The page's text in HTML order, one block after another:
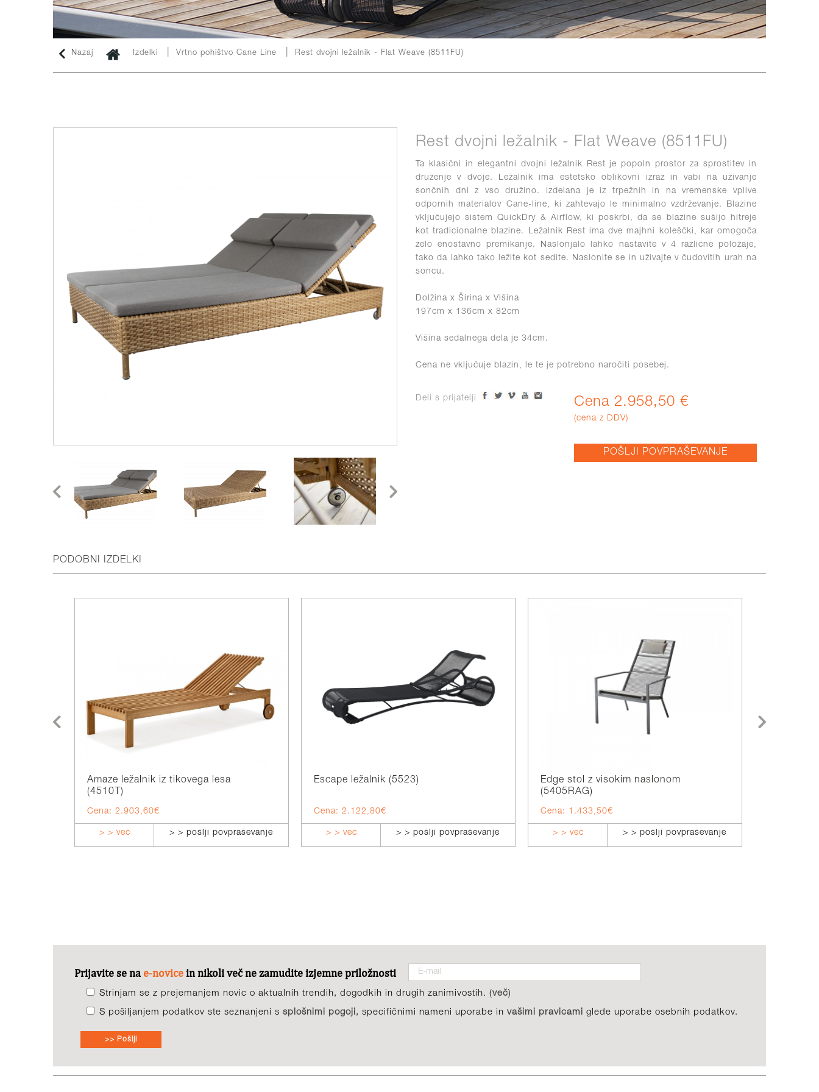
Nazaj Izdelki Vrtno pohištvo Cane Line Rest dvojni ležalnik - Flat Weave (8511FU)
Rest dvojni ležalnik - Flat Weave (8511FU)
Ta klasični in elegantni dvojni ležalnik Rest je popoln prostor za sprostitev in
druženje v dvoje. Ležalnik ima estetsko oblikovni izraz in vabi na uživanje
sončnih dni z vso družino. Izdelana je iz trpežnih in na vremenske vplive
odpornih materialov Cane-line, ki zahtevajo le minimalno vzdrževanje. Blazine
vključujejo sistem QuickDry & Airflow, ki poskrbi, da se blazine sušijo hitreje
kot tradicionalne blazine. Ležalnik Rest ima dve majhni koleščki, kar omogoča
zelo enostavno premikanje. Naslonjalo lahko nastavite v 4 različne položaje,
tako da lahko tako ležite kot sedite. Naslonite se in uživajte v čudovitih urah na
soncu.
Dolžina x Širina x Višina
197cm x 136cm x 82cm
Višina sedalnega dela je 34cm.
Cena ne vključuje blazin, le te je potrebno naročiti posebej.
Deli s prijatelji Cena 2.958,50 €
(cena z DDV)
POŠLJI POVPRAŠEVANJE
PODOBNI IZDELKI
Amaze ležalnik iz tikovega lesa
(4510T)
Cena: 2.903,60€
> > več > > pošlji povpraševanje
Escape ležalnik (5523)
Cena: 2.122,80€
> > več > > pošlji povpraševanje
Edge stol z visokim naslonom
(5405RAG)
Cena: 1.433,50€
> > več > > pošlji povpraševanje
Prijavite se na e-novicein nikoli več ne zamudite izjemne priložnosti
Strinjam se z prejemanjem novic o aktualnih trendih, dogodkih in drugih zanimivostih. (več)
S pošiljanjem podatkov ste seznanjeni s splošnimi pogoji, specifičnimi nameni uporabe in vašimi pravicami glede uporabe osebnih podatkov.
>> Pošlji